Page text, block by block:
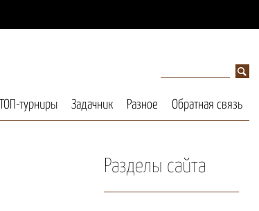
ТОП-турниры Задачник Разное Обратная связь
Разделы сайта